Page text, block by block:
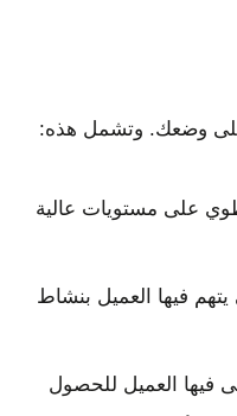
على وضعك. وتشمل هذه:
على مستويات عالية
يتهم فيها العميل بنشاط
فيها العميل للحصول